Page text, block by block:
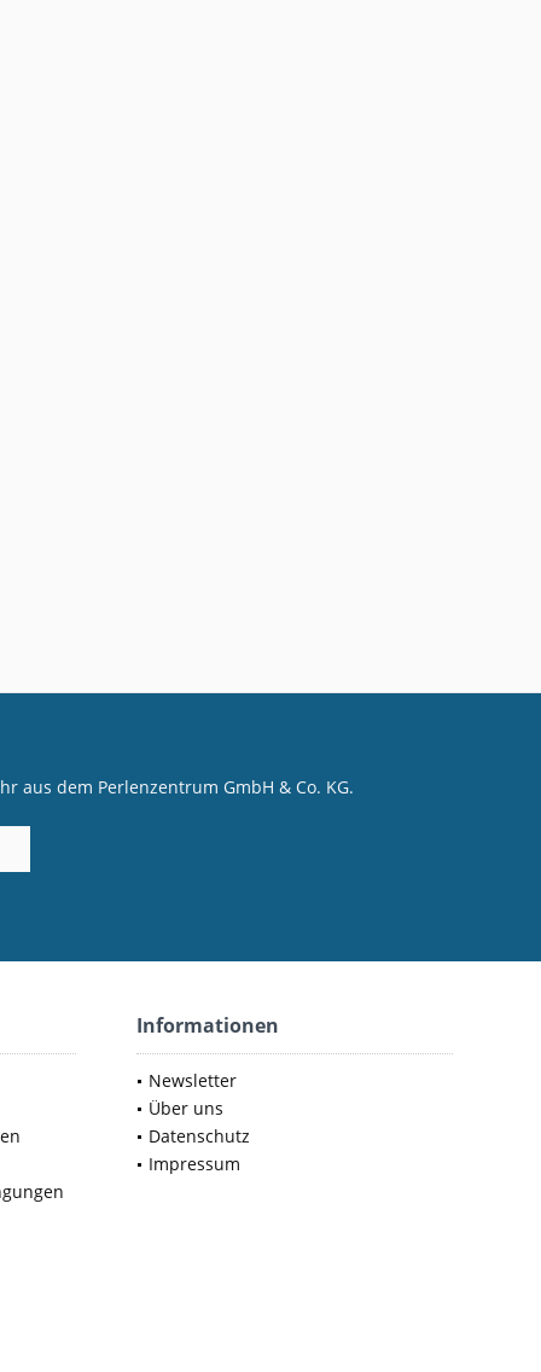
aus dem Perlenzentrum GmbH & Co. KG.
Informationen
Newsletter
Über uns
Datenschutz
Impressum